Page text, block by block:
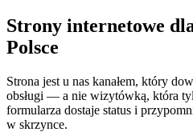
Strony internetowe
Polsce
Strona jest u nas kanałem, który
obsługi — a nie wizytówką, która
formularza dostaje status i
w skrzynce.